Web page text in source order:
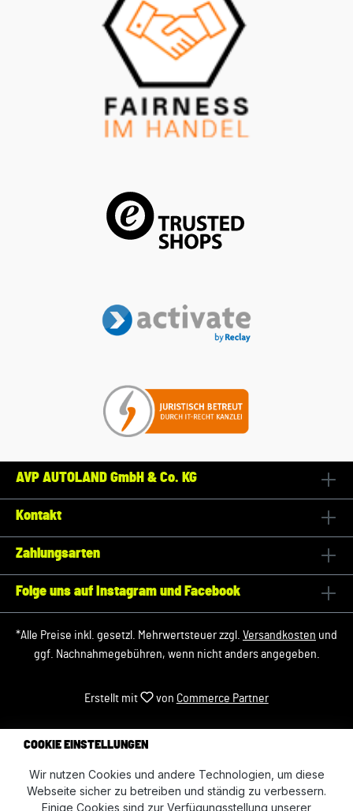
AVP AUTOLAND GmbH & Co. KG
Kontakt
Zahlungsarten
Folge uns auf Instagram und Facebook
*Alle Preise inkl. gesetzl. Mehrwertsteuer zzgl. Versandkosten und
ggf. Nachnahmegebühren, wenn nicht anders angegeben.
Erstellt mit von Commerce Partner
COOKIE EINSTELLUNGEN
Wir nutzen Cookies und andere Technologien, um diese
Webseite sicher zu betreiben und ständig zu verbessern.
Einige Cookies sind zur Verfügungsstellung unserer